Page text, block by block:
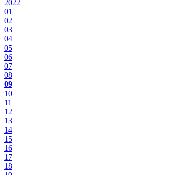
2022
01
02
03
04
05
06
07
08
09
10
11
12
13
14
15
16
17
18